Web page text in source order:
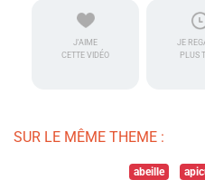
J'AIME
CETTE VIDÉO
JE
PLUS
SUR LE MÊME THEME :
abeille